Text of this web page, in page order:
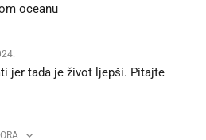
oceanu
jer tada je život ljepši. Pitajte